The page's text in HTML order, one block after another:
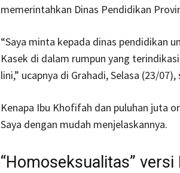
memerintahkan Dinas Pendidikan
“Saya minta kepada dinas pendidikan
Kasek di dalam rumpun yang
lini,” ucapnya di Grahadi, Selasa (23/
Kenapa Ibu Khofifah dan puluhan juta
Saya dengan mudah menjelaskannya.
“Homoseksualitas” versi